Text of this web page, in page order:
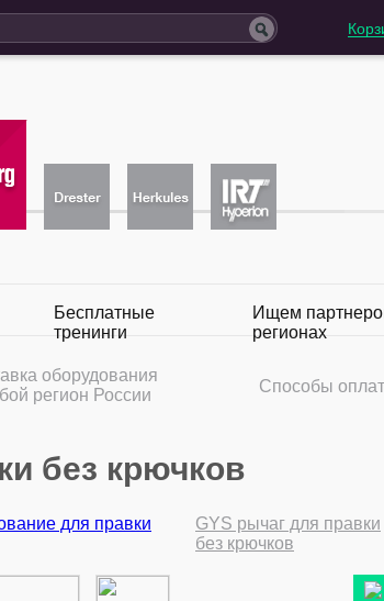
Бесплатные
тренинги
Ищем
регионах
оборудования
регион России
Способы
без крючков
для правки
GYS рычаг для правки
без крючков